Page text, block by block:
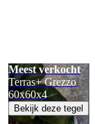
Meest verkocht
Terras+ Grezzo
60x60x4
Bekijk deze tegel